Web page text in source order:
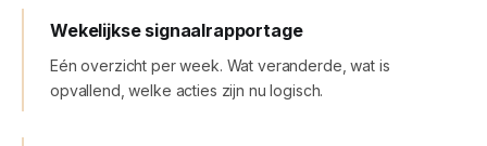
Wekelijkse signaalrapportage
Eén overzicht per week. Wat veranderde, wat is
opvallend, welke acties zijn nu logisch.